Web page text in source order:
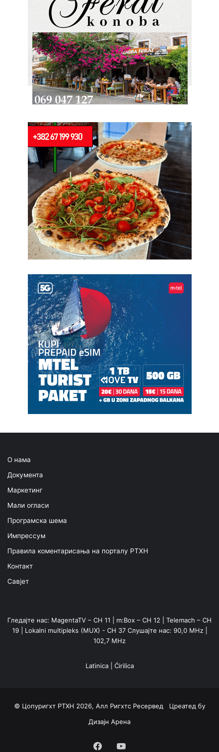
О нама
Документа
Маркетинг
Мали огласи
Програмска шема
Импрессум
Правила коментарисања на порталу РТХН
Контакт
Савјет
Гледајте нас: MagentaTV – CH 11 | m:Box – CH 12 | Telemach – CH
19 | Lokalni multipleks (MUX) - CH 37 Слушајте нас: 90,0 MHz |
102,7 MHz
Latinica| Ćirilica
© Цопyригхт РТХН 2026, Алл Ригхтс Ресервед Цреатед бy
Дизајн Арена
Facebook